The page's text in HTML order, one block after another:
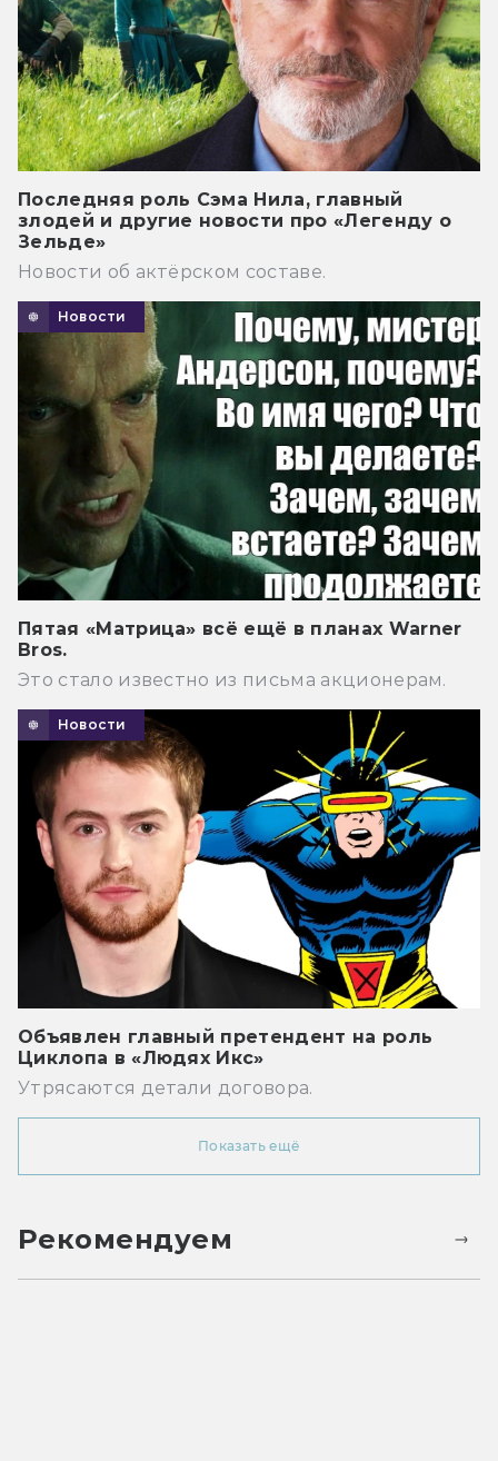
Последняя роль Сэма Нила, главный
злодей и другие новости про «Легенду о
Зельде»
Новости об актёрском составе.
Новости
Пятая «Матрица» всё ещё в планах Warner
Bros.
Это стало известно из письма акционерам.
Новости
Объявлен главный претендент на роль
Циклопа в «Людях Икс»
Утрясаются детали договора.
Показать ещё
Рекомендуем